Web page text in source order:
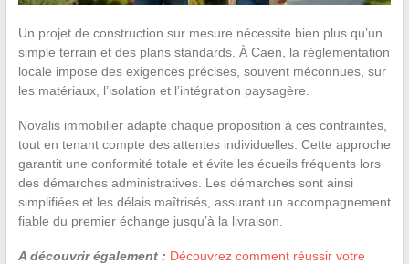
Un projet de construction sur mesure nécessite bien plus qu’un
simple terrain et des plans standards. À Caen, la réglementation
locale impose des exigences précises, souvent méconnues, sur
les matériaux, l’isolation et l’intégration paysagère.
Novalis immobilier adapte chaque proposition à ces contraintes,
tout en tenant compte des attentes individuelles. Cette approche
garantit une conformité totale et évite les écueils fréquents lors
des démarches administratives. Les démarches sont ainsi
simplifiées et les délais maîtrisés, assurant un accompagnement
fiable du premier échange jusqu’à la livraison.
A découvrir également : Découvrez comment réussir votre